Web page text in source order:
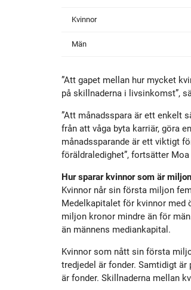
Placera
Kvinnor
Män
”Att gapet mellan hur mycket
på skillnaderna i livsinkomst”,
”Att månadsspara är ett enkelt
från att våga byta karriär, göra
månadssparande är ett viktigt
föräldraledighet”, fortsätter Moa
Hur sparar kvinnor som är
Kvinnor når sin första miljon
Medelkapitalet för kvinnor med
miljon kronor mindre än för
än männens mediankapital.
Kvinnor som nått sin första
tredjedel är fonder. Samtidigt
är fonder. Skillnaderna mellan